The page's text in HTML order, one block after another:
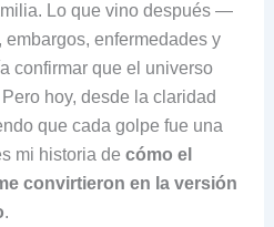
Lo que vino después —
enfermedades y
confirmar que el universo
hoy, desde la claridad
que cada golpe fue una
mi historia de cómo el
convirtieron en la versión
.